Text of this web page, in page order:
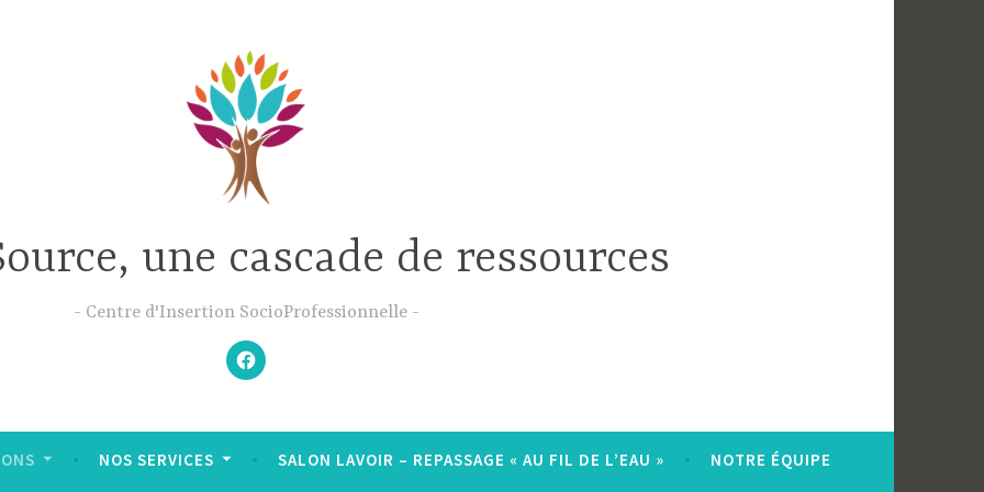
une cascade de ressources
Centre d'Insertion SocioProfessionnelle
–
N’hésitez
pas
à
;-)
–
NOS SERVICES SALON LAVOIR – REPASSAGE « AU FIL DE L’EAU » NOTRE ÉQUIPE